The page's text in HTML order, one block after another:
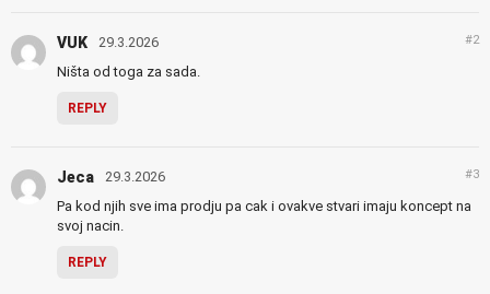
VUK 29.3.2026 #2
Ništa od toga za sada.
REPLY
Jeca 29.3.2026 #3
Pa kod njih sve ima prodju pa cak i ovakve stvari imaju koncept na
svoj nacin.
REPLY